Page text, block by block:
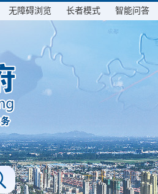
无障碍浏览 长者模式 智能问答